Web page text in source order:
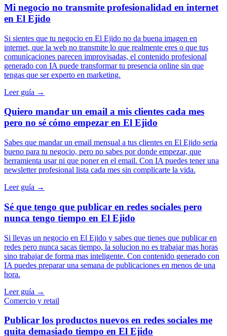
Mi negocio no transmite profesionalidad en internet
en El Ejido
Si sientes que tu negocio en El Ejido no da buena imagen en
internet, que la web no transmite lo que realmente eres o que tus
comunicaciones parecen improvisadas, el contenido profesional
generado con IA puede transformar tu presencia online sin que
tengas que ser experto en marketing.
Leer guía →
Quiero mandar un email a mis clientes cada mes
pero no sé cómo empezar en El Ejido
Sabes que mandar un email mensual a tus clientes en El Ejido seria
bueno para tu negocio, pero no sabes por donde empezar, que
herramienta usar ni que poner en el email. Con IA puedes tener una
newsletter profesional lista cada mes sin complicarte la vida.
Leer guía →
Sé que tengo que publicar en redes sociales pero
nunca tengo tiempo en El Ejido
Si llevas un negocio en El Ejido y sabes que tienes que publicar en
redes pero nunca sacas tiempo, la solucion no es trabajar mas horas
sino trabajar de forma mas inteligente. Con contenido generado con
IA puedes preparar una semana de publicaciones en menos de una
hora.
Leer guía →
Comercio y retail
Publicar los productos nuevos en redes sociales me
quita demasiado tiempo en El Ejido